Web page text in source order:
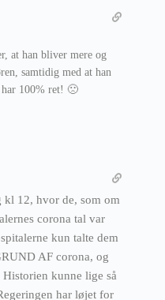
at han bliver mere og
samtidig med at han
har 100% ret! 🙁
kl 12, hvor de, som om
corona tal var
kun talte dem
AF corona, og
kunne lige så
har løjet for